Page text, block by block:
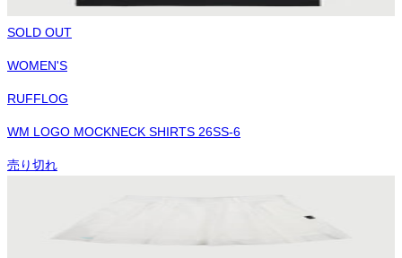
SOLD OUT
WOMEN'S
RUFFLOG
WM LOGO MOCKNECK SHIRTS 26SS-6
売り切れ